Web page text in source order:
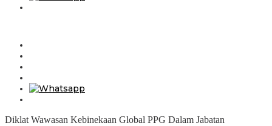
Diklat Wawasan Kebinekaan Global PPG Dalam Jabatan